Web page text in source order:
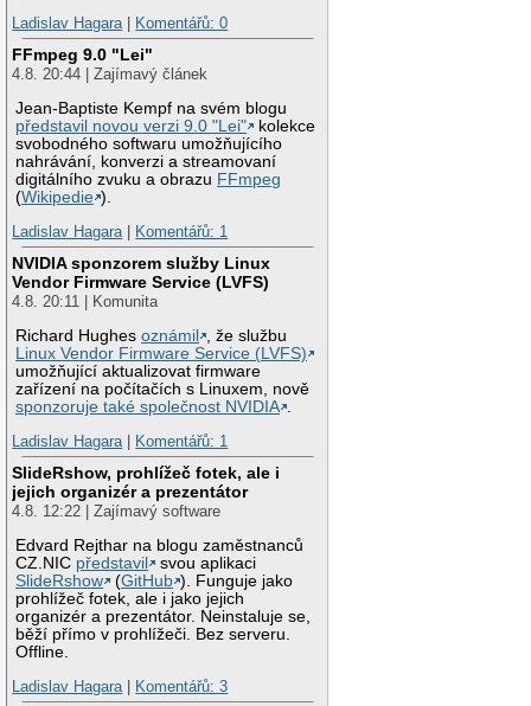
Ladislav Hagara| Komentářů: 0
FFmpeg 9.0 "Lei"
4.8. 20:44 | Zajímavý článek
Jean-Baptiste Kempf na svém blogu
představil novou verzi 9.0 "Lei"
kolekce
svobodného softwaru umožňujícího
nahrávání, konverzi a streamovaní
digitálního zvuku a obrazu FFmpeg
(Wikipedie ).
Ladislav Hagara| Komentářů: 1
NVIDIA sponzorem služby Linux
Vendor Firmware Service (LVFS)
4.8. 20:11 | Komunita
Richard Hughesoznámil
, že službu
Linux Vendor Firmware Service (LVFS)
umožňující aktualizovat firmware
zařízení na počítačích s Linuxem, nově
sponzoruje také společnost NVIDIA
Ladislav Hagara| Komentářů: 1
SlideRshow, prohlížeč fotek, ale i
jejich organizér a prezentátor
4.8. 12:22 | Zajímavý software
Edvard Rejthar na blogu zaměstnanců
CZ.NIC představil
svou aplikaci
SlideRshow
(GitHub ). Funguje jako
prohlížeč fotek, ale i jako jejich
organizér a prezentátor. Neinstaluje se,
běží přímo v prohlížeči. Bez serveru.
Offline.
Ladislav Hagara| Komentářů: 3